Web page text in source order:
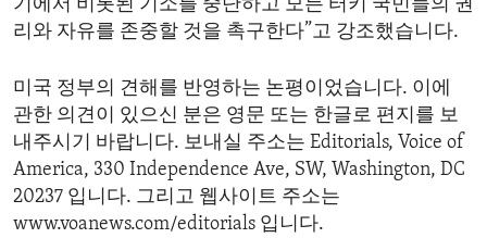
기에서 비롯된 기소를 중단하고 모든 터키 국민들의 권
리와 자유를 존중할 것을 촉구한다”고 강조했습니다.
미국 정부의 견해를 반영하는 논평이었습니다. 이에
관한 의견이 있으신 분은 영문 또는 한글로 편지를 보
내주시기 바랍니다. 보내실 주소는 Editorials, Voice of
America, 330 Independence Ave, SW, Washington, DC
20237 입니다. 그리고 웹사이트 주소는
www.voanews.com/editorials 입니다.